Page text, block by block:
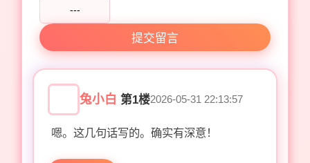
---
提交留言
兔小白 第1楼2026-05-31 22:13:57
嗯。这几句话写的。确实有深意！